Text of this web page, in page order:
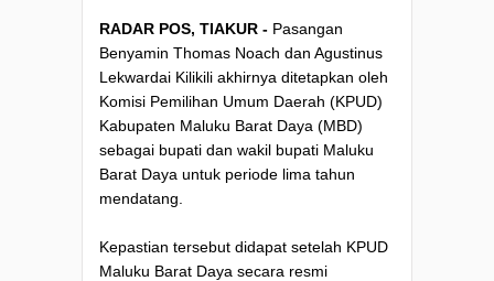
RADAR POS, TIAKUR - Pasangan
Benyamin Thomas Noach dan Agustinus
Lekwardai Kilikili akhirnya ditetapkan oleh
Komisi Pemilihan Umum Daerah (KPUD)
Kabupaten Maluku Barat Daya (MBD)
sebagai bupati dan wakil bupati Maluku
Barat Daya untuk periode lima tahun
mendatang.
Kepastian tersebut didapat setelah KPUD
Maluku Barat Daya secara resmi